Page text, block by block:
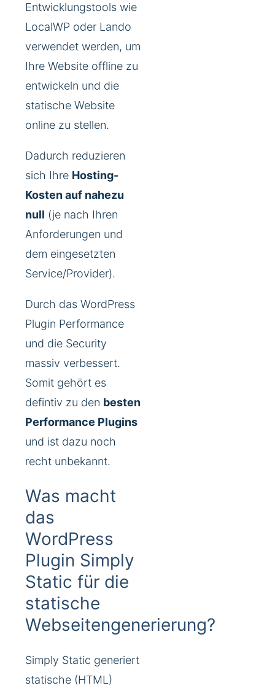
Entwicklungstools wie
LocalWP oder Lando
verwendet werden, um
Ihre Website offline zu
entwickeln und die
statische Website
online zu stellen.
Dadurch reduzieren
sich Ihre Hosting-
Kosten auf nahezu
null (je nach Ihren
Anforderungen und
dem eingesetzten
Service/Provider).
Durch das WordPress
Plugin Performance
und die Security
massiv verbessert.
Somit gehört es
defintiv zu den besten
Performance Plugins
und ist dazu noch
recht unbekannt.
Was macht
das
WordPress
Plugin Simply
Static für die
statische
Webseitengenerierung?
Simply Static generiert
statische (HTML)